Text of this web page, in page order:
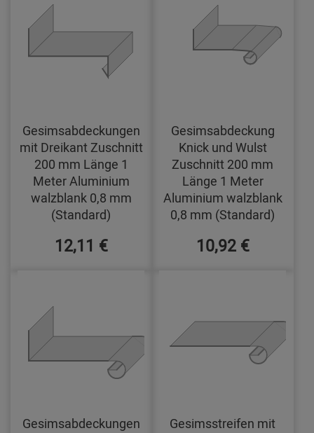
Gesimsabdeckungen
mit Dreikant Zuschnitt
200 mm Länge 1
Meter Aluminium
walzblank 0,8 mm
(Standard)
12,11 €
Gesimsabdeckung
Knick und Wulst
Zuschnitt 200 mm
Länge 1 Meter
Aluminium walzblank
0,8 mm (Standard)
10,92 €
Gesimsabdeckungen
Gesimsstreifen mit